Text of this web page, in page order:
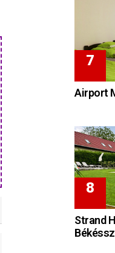
Airport
Strand